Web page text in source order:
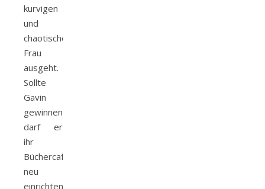
kurvigen
und
chaotischen
Frau
ausgeht.
Sollte
Gavin
gewinnen,
darf er
ihr
Büchercafé
neu
einrichten.